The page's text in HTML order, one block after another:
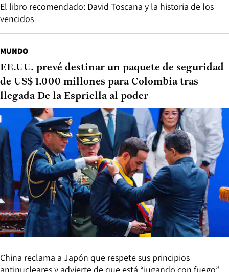
El libro recomendado: David Toscana y la historia de los
vencidos
MUNDO
EE.UU. prevé destinar un paquete de seguridad
de US$ 1.000 millones para Colombia tras
llegada De la Espriella al poder
China reclama a Japón que respete sus principios